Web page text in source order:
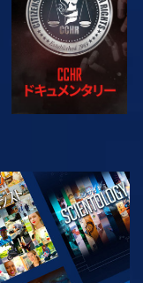
シリーズを探求